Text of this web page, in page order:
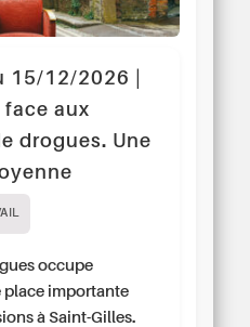
15/12/2026 |
aux
drogues. Une
occupe
place importante
à Saint-Gilles.